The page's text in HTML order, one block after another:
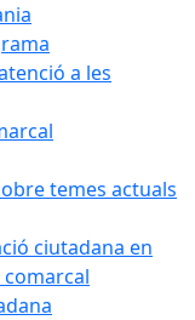
a les
temes actuals
ciutadana en